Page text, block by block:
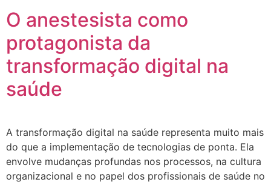
O anestesista como
protagonista da
transformação digital na
saúde
A transformação digital na saúde representa muito mais
do que a implementação de tecnologias de ponta. Ela
envolve mudanças profundas nos processos, na cultura
organizacional e no papel dos profissionais de saúde no